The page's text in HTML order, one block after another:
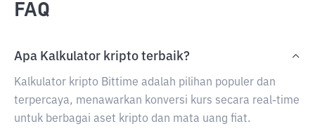
FAQ
Apa Kalkulator kripto terbaik?
Kalkulator kripto Bittime adalah pilihan populer dan
terpercaya, menawarkan konversi kurs secara real-time
untuk berbagai aset kripto dan mata uang fiat.